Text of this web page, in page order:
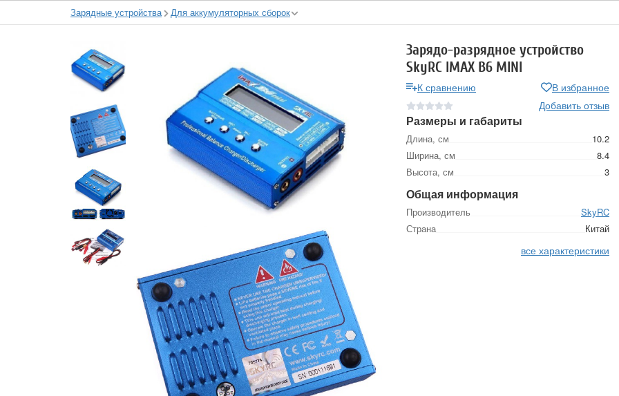
Зарядные устройства Для аккумуляторных сборок
Зарядо-разрядное устройство
SkyRC IMAX B6 MINI
К сравнению
В избранное
Добавить отзыв
Размеры и габариты
Длина, см
10.2
Ширина, см
8.4
Высота, см
3
Общая информация
Производитель
SkyRC
Страна
Китай
все характеристики